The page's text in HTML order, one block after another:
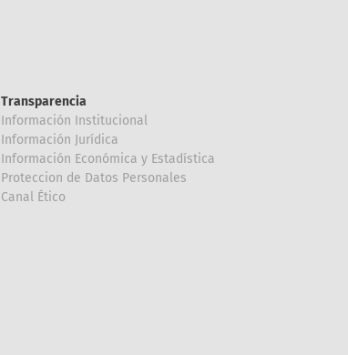
Transparencia
Información Institucional
Información Jurídica
Información Económica y Estadística
Proteccion de Datos Personales
Canal Ético